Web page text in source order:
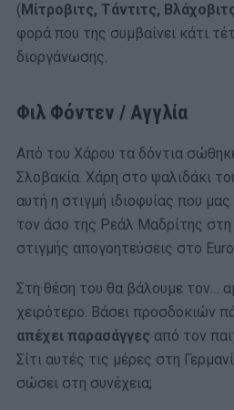
( Μίτροβιτς, Τάντιτς,
φορά που της συμβαίνει κάτι
διοργάνωσης.
Φιλ Φόντεν / Αγγλία
Από του Χάρου τα δόντια
Σλοβακία. Χάρη στο ψαλιδάκι
αυτή η στιγμή ιδιοφυίας που
τον άσο της Ρεάλ Μαδρίτης στη
στιγμής απογοητεύσεις στο
Στη θέση του θα βάλουμε τον…
χειρότερο. Βάσει προσδοκιών
απέχει παρασάγγες από τον
Σίτι αυτές τις μέρες στη
σώσει στη συνέχεια;